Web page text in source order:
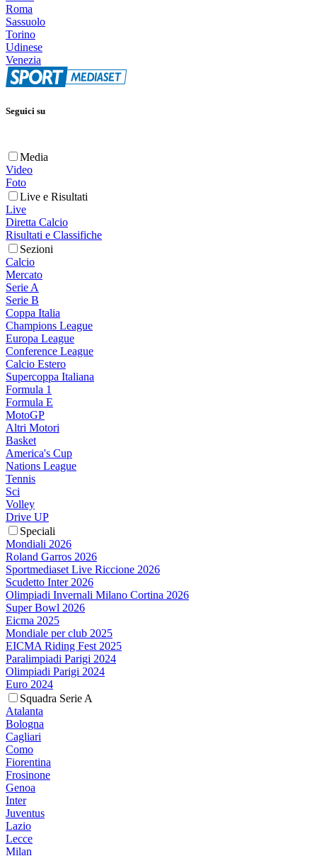
Roma
Sassuolo
Torino
Udinese
Venezia
Seguici su
Media
Video
Foto
Live e Risultati
Live
Diretta Calcio
Risultati e Classifiche
Sezioni
Calcio
Mercato
Serie A
Serie B
Coppa Italia
Champions League
Europa League
Conference League
Calcio Estero
Supercoppa Italiana
Formula 1
Formula E
MotoGP
Altri Motori
Basket
America's Cup
Nations League
Tennis
Sci
Volley
Drive UP
Speciali
Mondiali 2026
Roland Garros 2026
Sportmediaset Live Riccione 2026
Scudetto Inter 2026
Olimpiadi Invernali Milano Cortina 2026
Super Bowl 2026
Eicma 2025
Mondiale per club 2025
EICMA Riding Fest 2025
Paralimpiadi Parigi 2024
Olimpiadi Parigi 2024
Euro 2024
Squadra Serie A
Atalanta
Bologna
Cagliari
Como
Fiorentina
Frosinone
Genoa
Inter
Juventus
Lazio
Lecce
Milan